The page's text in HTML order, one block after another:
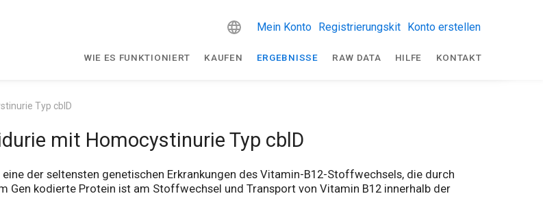
Mein Konto Registrierungskit Konto erstellen
WIE ES FUNKTIONIERT KAUFEN ERGEBNISSE RAW DATA HILFE KONTAKT
Typ cblD
mit Homocystinurie Typ cblD
der seltensten genetischen Erkrankungen des Vitamin-B12-Stoffwechsels, die durch
Gen kodierte Protein ist am Stoffwechsel und Transport von Vitamin B12 innerhalb der